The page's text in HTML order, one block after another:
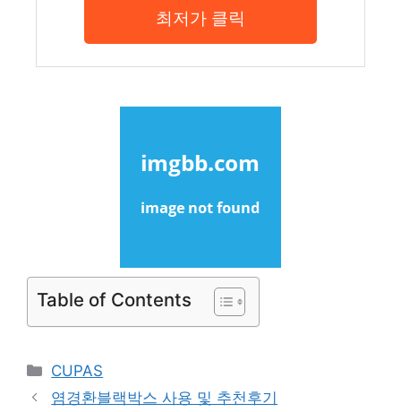
최저가 클릭
Table of Contents
Categories
CUPAS
염경환블랙박스 사용 및 추천후기